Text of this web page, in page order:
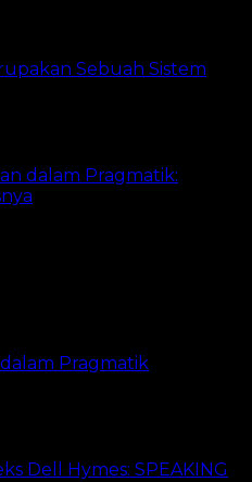
Sebuah Sistem
dalam Pragmatik:
Pragmatik
Dell Hymes: SPEAKING